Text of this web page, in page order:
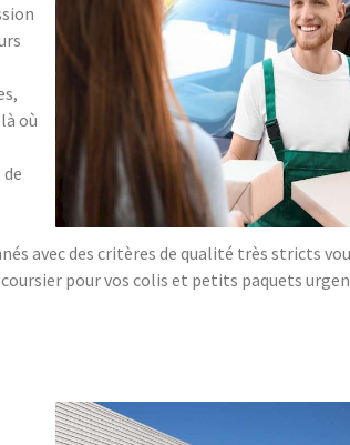
où
avec des critères de qualité très stricts
pour vos colis et petits paquets